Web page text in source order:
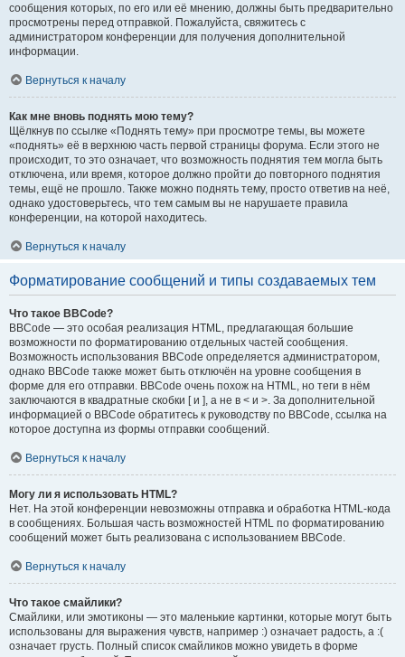
сообщения которых, по его или её мнению, должны быть предварительно
просмотрены перед отправкой. Пожалуйста, свяжитесь с
администратором конференции для получения дополнительной
информации.
Вернуться к началу
Как мне вновь поднять мою тему?
Щёлкнув по ссылке «Поднять тему» при просмотре темы, вы можете
«поднять» её в верхнюю часть первой страницы форума. Если этого не
происходит, то это означает, что возможность поднятия тем могла быть
отключена, или время, которое должно пройти до повторного поднятия
темы, ещё не прошло. Также можно поднять тему, просто ответив на неё,
однако удостоверьтесь, что тем самым вы не нарушаете правила
конференции, на которой находитесь.
Вернуться к началу
Форматирование сообщений и типы создаваемых тем
Что такое BBCode?
BBCode — это особая реализация HTML, предлагающая большие
возможности по форматированию отдельных частей сообщения.
Возможность использования BBCode определяется администратором,
однако BBCode также может быть отключён на уровне сообщения в
форме для его отправки. BBCode очень похож на HTML, но теги в нём
заключаются в квадратные скобки [ и ], а не в < и >. За дополнительной
информацией о BBCode обратитесь к руководству по BBCode, ссылка на
которое доступна из формы отправки сообщений.
Вернуться к началу
Могу ли я использовать HTML?
Нет. На этой конференции невозможны отправка и обработка HTML-кода
в сообщениях. Большая часть возможностей HTML по форматированию
сообщений может быть реализована с использованием BBCode.
Вернуться к началу
Что такое смайлики?
Смайлики, или эмотиконы — это маленькие картинки, которые могут быть
использованы для выражения чувств, например :) означает радость, а :(
означает грусть. Полный список смайликов можно увидеть в форме